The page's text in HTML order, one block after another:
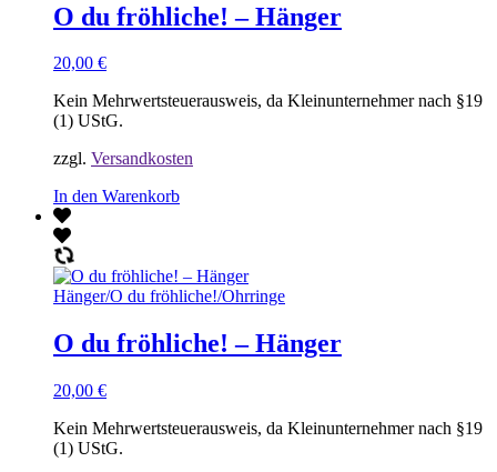
O du fröhliche! – Hänger
20,00 €
Kein Mehrwertsteuerausweis, da Kleinunternehmer nach §19
(1) UStG.
zzgl. Versandkosten
In den Warenkorb
Hänger/O du fröhliche!/Ohrringe
O du fröhliche! – Hänger
20,00 €
Kein Mehrwertsteuerausweis, da Kleinunternehmer nach §19
(1) UStG.